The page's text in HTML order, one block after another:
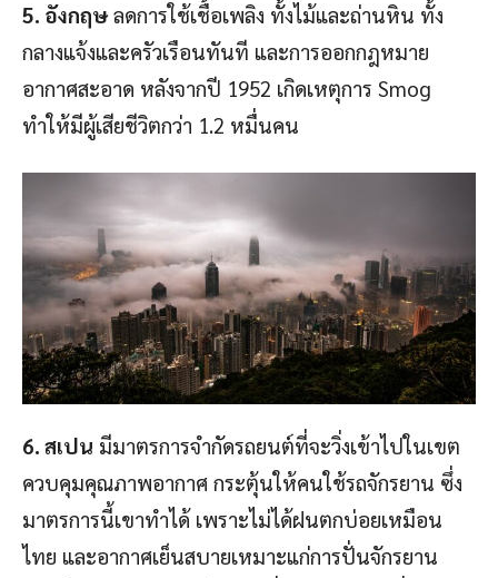
5. อังกฤษลดการใช้เชื้อเพลิง ทั้งไม้และถ่านหิน ทั้ง
กลางแจ้งและครัวเรือนทันที และการออกกฎหมาย
อากาศสะอาด หลังจากปี 1952 เกิดเหตุการ Smog
ทำให้มีผู้เสียชีวิตกว่า 1.2 หมื่นคน
6. สเปน มีมาตรการจำกัดรถยนต์ที่จะวิ่งเข้าไปในเขต
ควบคุมคุณภาพอากาศ กระตุ้นให้คนใช้รถจักรยาน ซึ่ง
มาตรการนี้เขาทำได้ เพราะไม่ได้ฝนตกบ่อยเหมือน
ไทย และอากาศเย็นสบายเหมาะแก่การปั่นจักรยาน